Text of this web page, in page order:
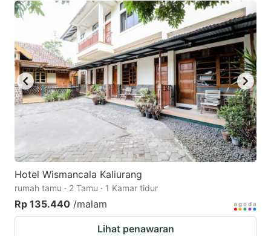
Hotel Wismancala Kaliurang
rumah tamu · 2 Tamu · 1 Kamar tidur
Rp 135.440 /malam
Lihat penawaran